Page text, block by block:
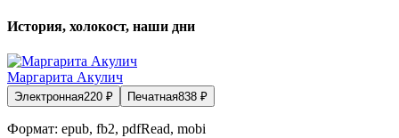
История, холокост, наши дни
Маргарита Акулич
Электронная220 ₽ Печатная838 ₽
Формат: epub, fb2, pdfRead, mobi